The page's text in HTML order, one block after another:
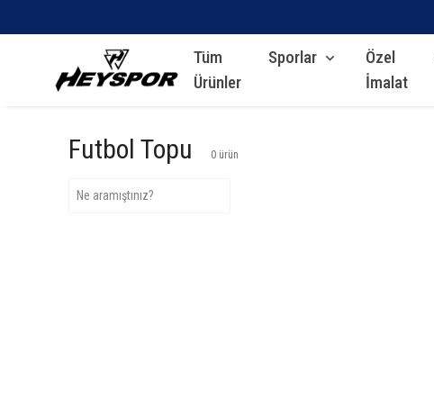
Tüm
Ürünler
Sporlar
Özel
İmalat
Futbol Topu 0 ürün